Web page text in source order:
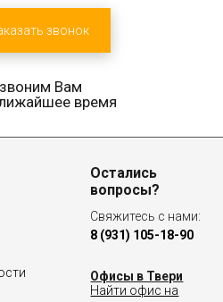
звонок
Вам
время
Остались
вопросы?
Свяжитесь с нами:
8 (931) 105-18-90
Офисы в Твери
Найти офис на